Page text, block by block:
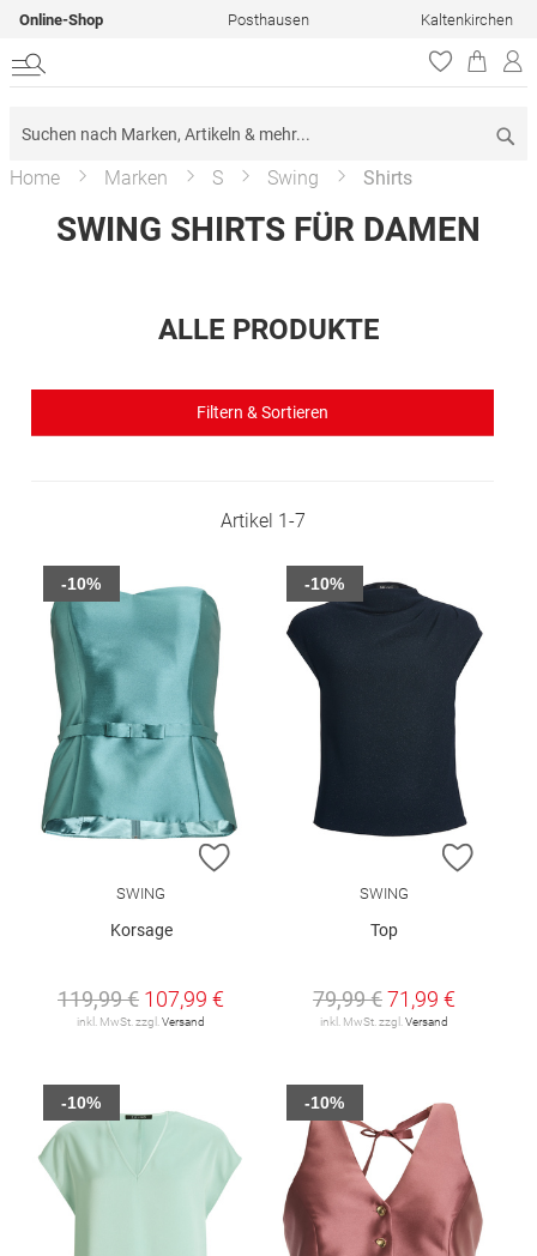
Online-Shop Posthausen Kaltenkirchen
Home Marken S Swing Shirts
SWING SHIRTS FÜR DAMEN
ALLE PRODUKTE
Filtern & Sortieren
Artikel 1-7
ZUR WUNSCHLISTE HINZUFÜGEN
SWING
Korsage
119,99 € 107,99 €
inkl. MwSt. zzgl. Versand
-10%
ZUR
SWING
Top
79,99 €71,99 €
inkl. MwSt. zzgl. Versand
-10%
-10% -10%